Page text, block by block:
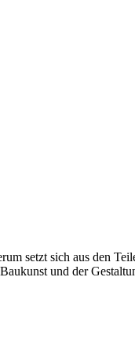
setzt sich aus den
und der